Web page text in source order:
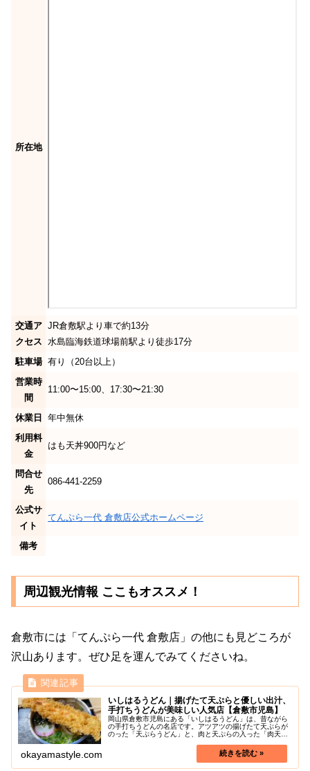
所在地
交通ア
クセス
JR倉敷駅より車で約13分
水島臨海鉄道球場前駅より徒歩17分
駐車場 有り（20台以上）
営業時
間
11:00〜15:00、17:30〜21:30
休業日
年中無休
利用料
金
はも天丼900円など
問合せ
先
086-441-2259
公式サ
イト
てんぷら一代 倉敷店公式ホームページ
備考
周辺観光情報 ここもオススメ！
倉敷市には「てんぷら一代 倉敷店」の他にも見どころが
沢山あります。ぜひ足を運んでみてくださいね。
いしはるうどん｜揚げたて天ぷらと優しい出汁、
手打ちうどんが美味しい人気店【倉敷市児島】
岡山県倉敷市児島にある「いしはるうどん」は、昔ながら
の手打ちうどんの名店です。アツアツの揚げたて天ぷらが
のった「天ぷらうどん」と、肉と天ぷらの入った「肉天う
ュ〜っと音が！そのくらい出来立て...
okayamastyle.com